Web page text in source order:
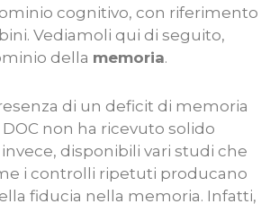
cognitivo, con riferimento
Vediamoli qui di seguito,
della memoria.
di un deficit di memoria
non ha ricevuto solido
disponibili vari studi che
i controlli ripetuti producano
fiducia nella memoria. Infatti,